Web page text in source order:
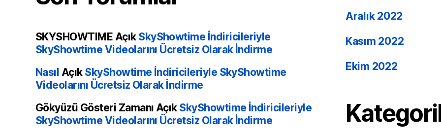
SKYSHOWTIME Açık SkyShowtime İndiricileriyle
SkyShowtime Videolarını Ücretsiz Olarak İndirme
Nasıl Açık SkyShowtime İndiricileriyle SkyShowtime
Videolarını Ücretsiz Olarak İndirme
Gökyüzü Gösteri Zamanı Açık SkyShowtime İndiricileriyle
SkyShowtime Videolarını Ücretsiz Olarak İndirme
Aralık 2022
Kasım 2022
Ekim 2022